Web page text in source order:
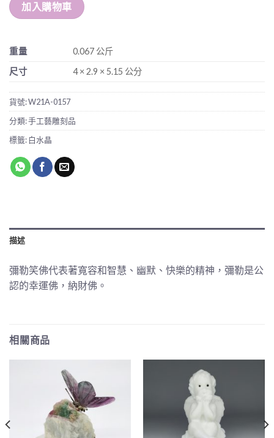
加入購物車
重量
0.067 公斤
尺寸
4 × 2.9 × 5.15 公分
貨號:W21A-0157
分類:手工藝雕刻品
標籤:白水晶
描述
彌勒笑佛代表著寬容和智慧、幽默、快樂的精神，彌勒是公
認的幸運佛，納財佛。
相關商品